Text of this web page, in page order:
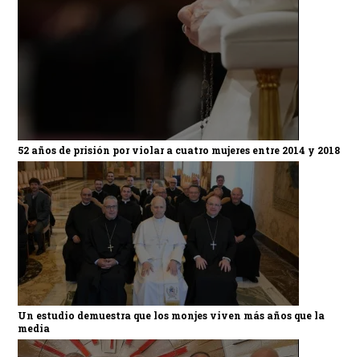
52 años de prisión por violar a cuatro mujeres entre 2014 y 2018
Un estudio demuestra que los monjes viven más años que la
media